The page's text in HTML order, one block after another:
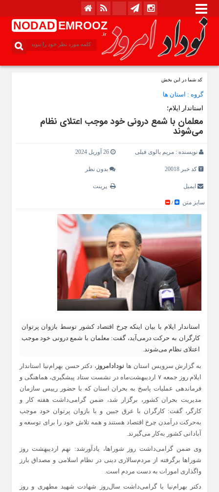
NODAD EMROOZ
.ir
کد شما در این بخش
گروه : استان ها
استاندار ایلام؛
معلمان با شمع درونی خود موجب اعتلای نظام
می‌شوند
نویسنده : مریم بالوی فیلی 26 آوریل 2024
کد خبر 20018 بدون نظر
ایمیل پرینت
سایز متن /
استاندار ایلام با بیان اینکه چرخ اقتصاد کشور توسط بازوان پرتوان
کارگران به حرکت درمی‌آید، گفت: معلمان با شمع درونی خود موجب
اعتلای نظام می‌شوند.
به گزارش سرویس استان ها نودادامروز ، دکتر حسن بهرام‌نیا استاندار
ایلام روز جمعه ۷ اردیبهشت‌ماه در نشست ستاد پیشگیری، هماهنگی و
فرماندهی عملیات پاسخ به بحران استان که با حضور رییس سازمان
مدیریت بحران کشور، برگزار شد، ضمن گرامی‌داشت هفته کار و
کارگر، گفت: کارگران با عرق جبین و با بازوان پرتوان خود موجب
به‌حرکت درآمدن چرخ اقتصاد هستند و همه تلاش خود را برای توسعه و
آبادانی کشور به‌کار می‌گیرند.
وی ضمن گرامی‌داشت روز شوراها، یادآورشد: نهم اردیبهشت روز
شوراها برگرفته از مردم‌سالاری دینی در نظام اسلامی و مصداق بارز
واگذاری امورات به دست مردم است.
دکتر بهرام‌نیا با گرامی‌داشت سال‌روز شهادت شهید مطهری و روز